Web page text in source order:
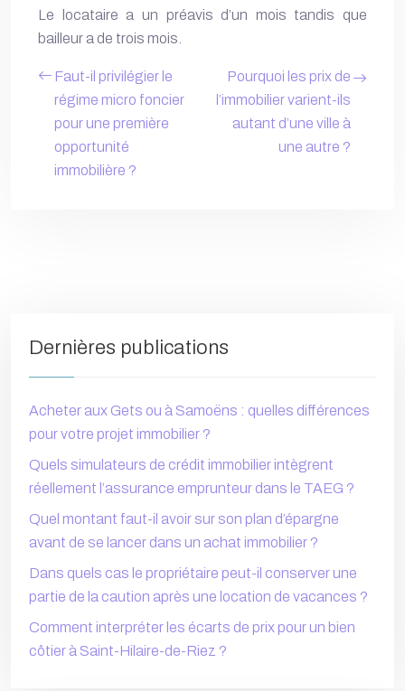
Le locataire a un préavis d’un mois tandis que
bailleur a de trois mois.
Faut-il privilégier le
régime micro foncier
pour une première
opportunité
immobilière ?
Pourquoi les prix de
l’immobilier varient-ils
autant d’une ville à
une autre ?
Dernières publications
Acheter aux Gets ou à Samoëns : quelles différences
pour votre projet immobilier ?
Quels simulateurs de crédit immobilier intègrent
réellement l’assurance emprunteur dans le TAEG ?
Quel montant faut-il avoir sur son plan d’épargne
avant de se lancer dans un achat immobilier ?
Dans quels cas le propriétaire peut-il conserver une
partie de la caution après une location de vacances ?
Comment interpréter les écarts de prix pour un bien
côtier à Saint-Hilaire-de-Riez ?